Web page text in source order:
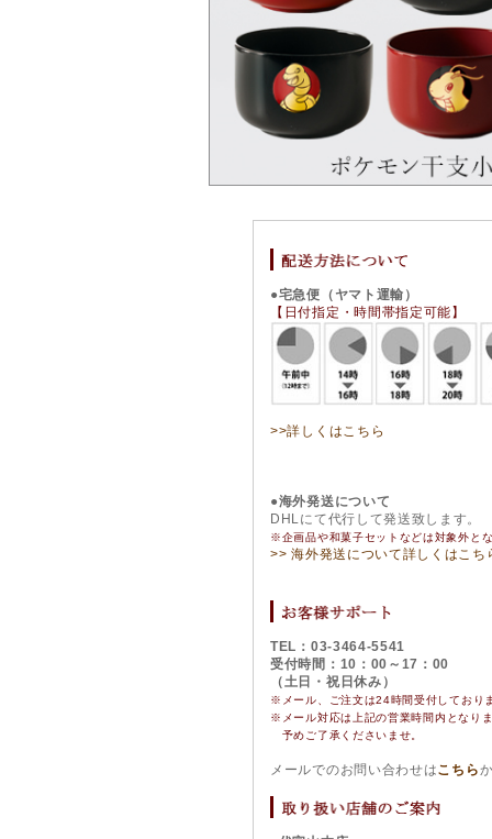
●宅急便（ヤマト運輸）
【日付指定・時間帯指定可能】
>>詳しくはこちら
●海外発送について
DHLにて代行して発送致します。
※企画品や和菓子セットなどは対象外と
>> 海外発送について詳しくはこち
TEL：03-3464-5541
受付時間：10：00～17：00
（土日・祝日休み）
※メール、ご注文は24時間受付しており
※ メール対応は上記の営業時間内となり
予めご了承くださいませ。
メールでのお問い合わせはこちら